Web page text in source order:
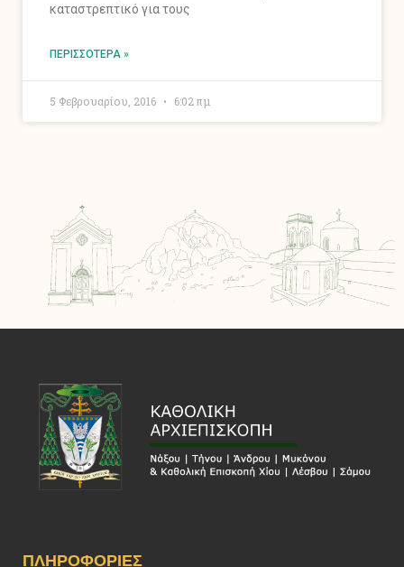
καταστρεπτικό για τους
ΠΕΡΙΣΣΌΤΕΡΑ »
5 Φεβρουαρίου, 2016 6:02 πμ
ΠΛΗΡΟΦΟΡΊΕΣ